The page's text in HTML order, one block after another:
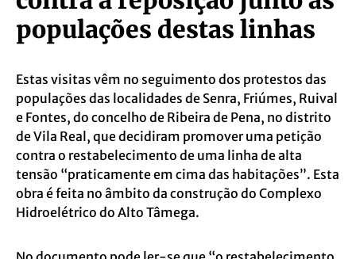
populações destas linhas
Estas visitas vêm no seguimento dos protestos das
populações das localidades de Senra, Friúmes, Ruival
e Fontes, do concelho de Ribeira de Pena, no distrito
de Vila Real, que decidiram promover uma petição
contra o restabelecimento de uma linha de alta
tensão “praticamente em cima das habitações”. Esta
obra é feita no âmbito da construção do Complexo
Hidroelétrico do Alto Tâmega.